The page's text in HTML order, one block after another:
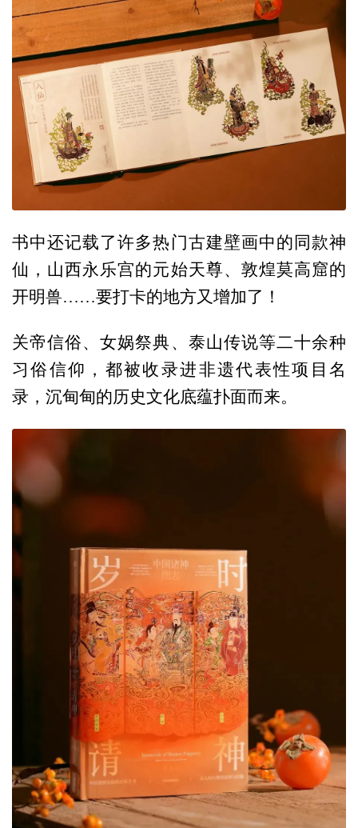
书中还记载了许多热门古建壁画中的同款神
仙，山西永乐宫的元始天尊、敦煌莫高窟的
开明兽……要打卡的地方又增加了！
关帝信俗、女娲祭典、泰山传说等二十余种
习俗信仰，都被收录进非遗代表性项目名
录，沉甸甸的历史文化底蕴扑面而来。